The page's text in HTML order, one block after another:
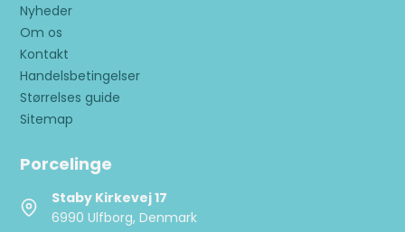
Nyheder
Om os
Kontakt
Handelsbetingelser
Størrelses guide
Sitemap
Porcelinge
Staby Kirkevej 17
6990 Ulfborg, Denmark